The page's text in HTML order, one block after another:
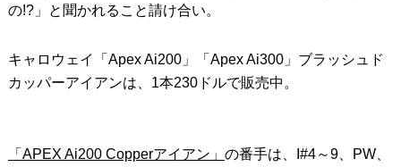
の!?」と聞かれること請け合い。
キャロウェイ「Apex Ai200」「Apex Ai300」ブラッシュド
カッパーアイアンは、1本230ドルで販売中。
「APEX Ai200 Copperアイアン」 の番手は、I#4～9、PW、